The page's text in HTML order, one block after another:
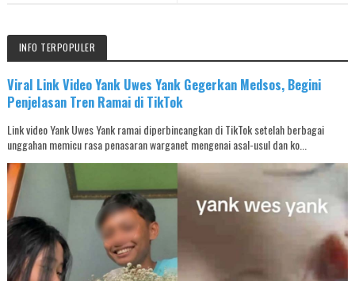
INFO TERPOPULER
Viral Link Video Yank Uwes Yank Gegerkan Medsos, Begini
Penjelasan Tren Ramai di TikTok
Link video Yank Uwes Yank ramai diperbincangkan di TikTok setelah berbagai
unggahan memicu rasa penasaran warganet mengenai asal-usul dan ko...